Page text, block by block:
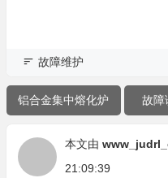
故障维护
铝合金集中熔化炉 故障
本文由
21:09:39